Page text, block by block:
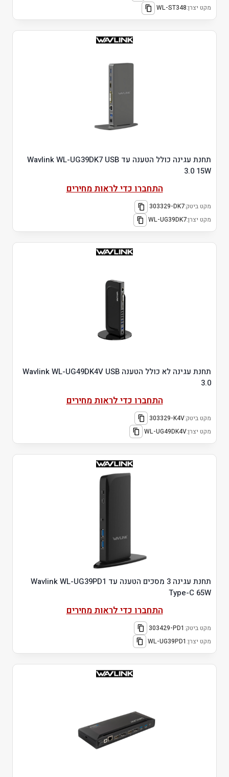
מקט יצרן:WL-ST348
תחנת עגינה כולל הטענה עד Wavlink WL-UG39DK7 USB
3.0 15W
התחברו כדי לראות מחירים
מקט ביטק:303329-DK7
מקט יצרן:WL-UG39DK7
תחנת עגינה לא כולל הטענה Wavlink WL-UG49DK4V USB
3.0
התחברו כדי לראות מחירים
מקט ביטק:303329-K4V
מקט יצרן:WL-UG49DK4V
תחנת עגינה 3 מסכים הטענה עד Wavlink WL-UG39PD1
Type-C 65W
התחברו כדי לראות מחירים
מקט ביטק: 303429-PD1
מקט יצרן: WL-UG39PD1